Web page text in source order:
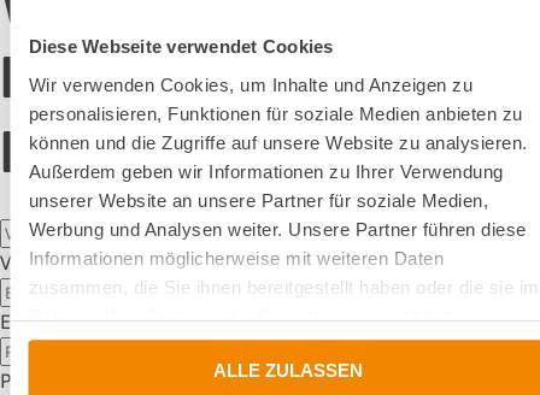
Diese Webseite verwendet Cookies
Wir verwenden Cookies, um Inhalte und Anzeigen zu
personalisieren, Funktionen für soziale Medien anbieten zu
können und die Zugriffe auf unsere Website zu analysieren.
Außerdem geben wir Informationen zu Ihrer Verwendung
unserer Website an unsere Partner für soziale Medien,
Werbung und Analysen weiter. Unsere Partner führen diese
Informationen möglicherweise mit weiteren Daten
zusammen, die Sie ihnen bereitgestellt haben oder die sie im
Rahmen Ihrer Nutzung der Dienste gesammelt haben.
ALLE ZULASSEN
Download - Flüssige
Haftklebstoffe
Vorname* Nachname*
E-Mail* Firma*
PLZ